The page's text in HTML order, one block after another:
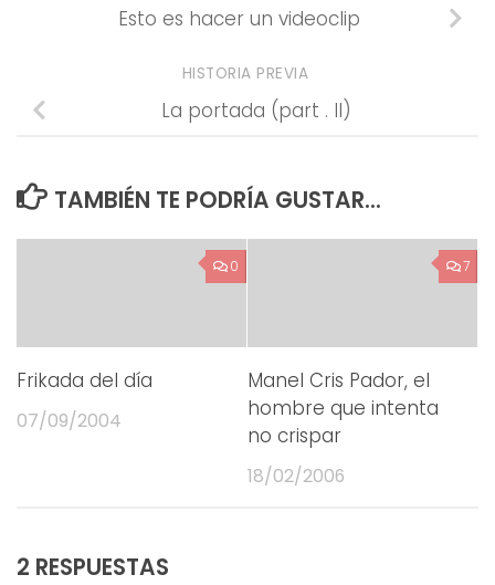
Esto es hacer un videoclip
HISTORIA PREVIA
La portada (part . II)
TAMBIÉN TE PODRÍA GUSTAR...
0
Frikada del día
07/09/2004
7
Manel Cris Pador, el
hombre que intenta
no crispar
18/02/2006
2 RESPUESTAS